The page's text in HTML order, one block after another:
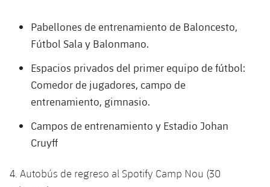
Historia
Palmarés
Infantil
Actualidad
Masculino
Femenino
Agenda
Baloncesto en silla de ruedas
plusicon
más
Actualidad
Jugadores
Calendario
Hockey sobre hielo
plusicon
más
Actualidad
Jugadores
Hockey hierba
plusicon
más
Noticias
Patinaje artístico
plusicon
más
Actualidad
Escuela de Patinaje
Pabellones de entrenamiento de Baloncesto,
Fútbol Sala y Balonmano.
Espacios privados del primer equipo de fútbol:
Comedor de jugadores, campo de
entrenamiento, gimnasio.
Campos de entrenamiento y Estadio Johan
Cruyff
4. Autobús de regreso al Spotify Camp Nou (30